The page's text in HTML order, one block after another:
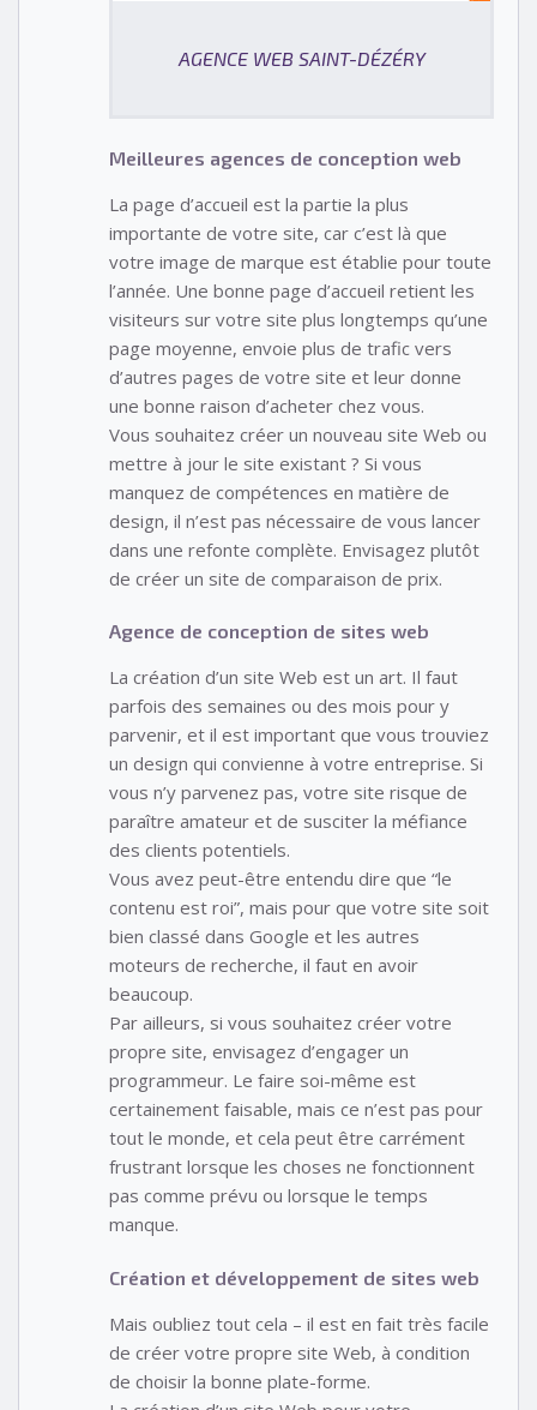
AGENCE WEB SAINT-DÉZÉRY
Meilleures agences de conception web
La page d’accueil est la partie la plus
importante de votre site, car c’est là que
votre image de marque est établie pour toute
l’année. Une bonne page d’accueil retient les
visiteurs sur votre site plus longtemps qu’une
page moyenne, envoie plus de trafic vers
d’autres pages de votre site et leur donne
une bonne raison d’acheter chez vous.
Vous souhaitez créer un nouveau site Web ou
mettre à jour le site existant ? Si vous
manquez de compétences en matière de
design, il n’est pas nécessaire de vous lancer
dans une refonte complète. Envisagez plutôt
de créer un site de comparaison de prix.
Agence de conception de sites web
La création d’un site Web est un art. Il faut
parfois des semaines ou des mois pour y
parvenir, et il est important que vous trouviez
un design qui convienne à votre entreprise. Si
vous n’y parvenez pas, votre site risque de
paraître amateur et de susciter la méfiance
des clients potentiels.
Vous avez peut-être entendu dire que “le
contenu est roi”, mais pour que votre site soit
bien classé dans Google et les autres
moteurs de recherche, il faut en avoir
beaucoup.
Par ailleurs, si vous souhaitez créer votre
propre site, envisagez d’engager un
programmeur. Le faire soi-même est
certainement faisable, mais ce n’est pas pour
tout le monde, et cela peut être carrément
frustrant lorsque les choses ne fonctionnent
pas comme prévu ou lorsque le temps
manque.
Création et développement de sites web
Mais oubliez tout cela – il est en fait très facile
de créer votre propre site Web, à condition
de choisir la bonne plate-forme.